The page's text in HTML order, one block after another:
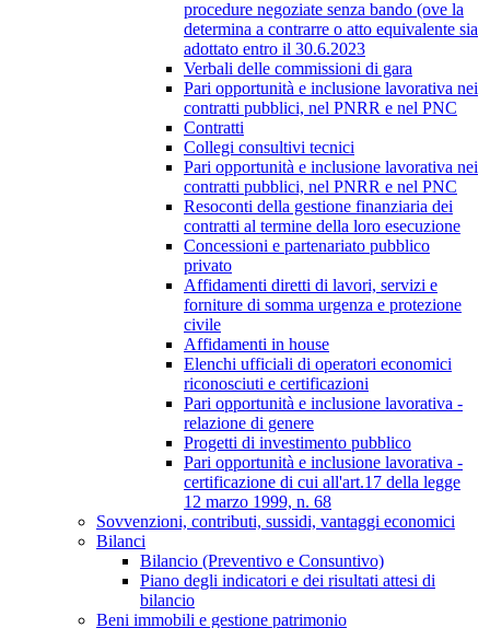
procedure negoziate senza bando (ove la
determina a contrarre o atto equivalente sia
adottato entro il 30.6.2023
Verbali delle commissioni di gara
Pari opportunità e inclusione lavorativa nei
contratti pubblici, nel PNRR e nel PNC
Contratti
Collegi consultivi tecnici
Pari opportunità e inclusione lavorativa nei
contratti pubblici, nel PNRR e nel PNC
Resoconti della gestione finanziaria dei
contratti al termine della loro esecuzione
Concessioni e partenariato pubblico
privato
Affidamenti diretti di lavori, servizi e
forniture di somma urgenza e protezione
civile
Affidamenti in house
Elenchi ufficiali di operatori economici
riconosciuti e certificazioni
Pari opportunità e inclusione lavorativa -
relazione di genere
Progetti di investimento pubblico
Pari opportunità e inclusione lavorativa -
certificazione di cui all'art.17 della legge
12 marzo 1999, n. 68
Sovvenzioni, contributi, sussidi, vantaggi economici
Bilanci
Bilancio (Preventivo e Consuntivo)
Piano degli indicatori e dei risultati attesi di
bilancio
Beni immobili e gestione patrimonio